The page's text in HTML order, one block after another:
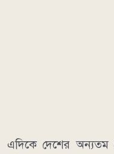
এদিকে দেশের অন্যতম